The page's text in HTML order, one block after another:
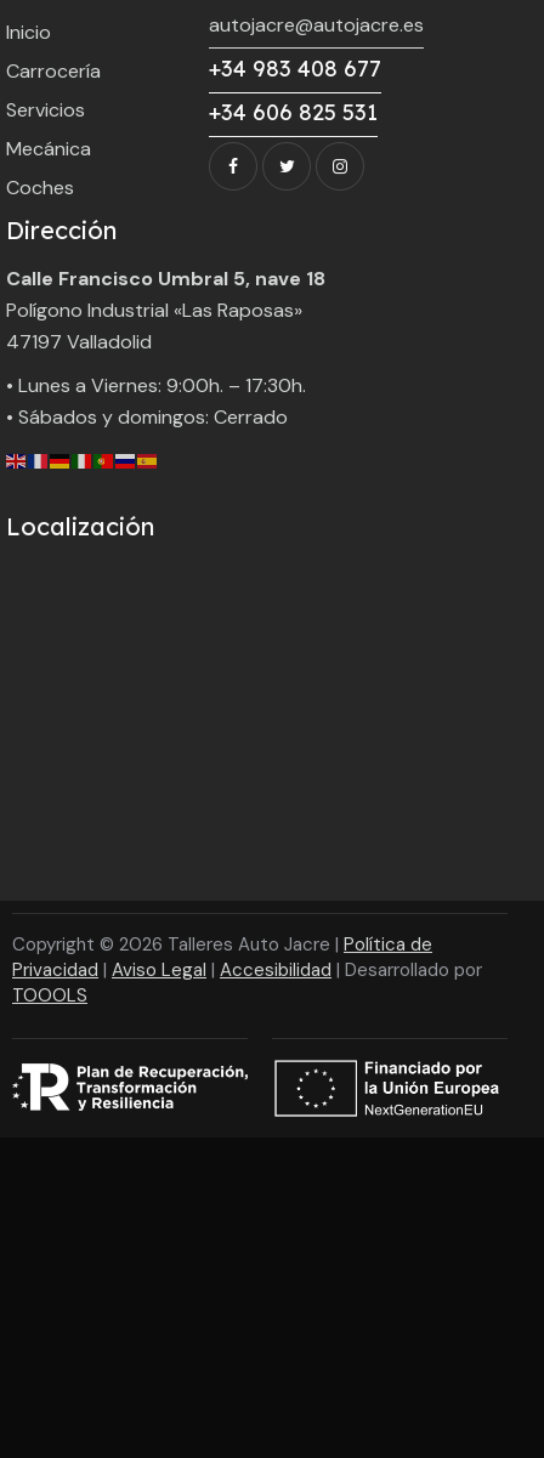
Inicio
Carrocería
Servicios
Mecánica
Coches
autojacre@autojacre.es
+34 983 408 677
+34 606 825 531
Dirección
Calle Francisco Umbral 5, nave 18
Polígono Industrial «Las Raposas»
47197 Valladolid
• Lunes a Viernes: 9:00h. – 17:30h.
• Sábados y domingos: Cerrado
Localización
Copyright © 2026 Talleres Auto Jacre | Política de
Privacidad | Aviso Legal | Accesibilidad | Desarrollado por
TOOOLS